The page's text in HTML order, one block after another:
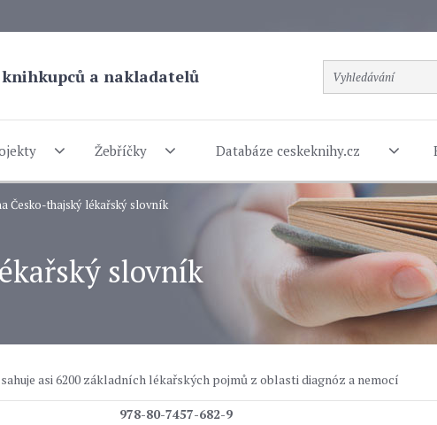
knihkupců a nakladatelů
Žebříčky Databáze ceskeknihy.cz
Česko-thajský lékařský slovník
slovník
asi 6200 základních lékařských pojmů z oblasti diagnóz a nemocí
978-80-7457-682-9